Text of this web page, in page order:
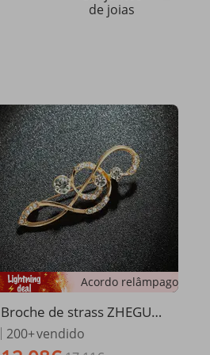
de joias
Acordo relâmpago
Broche de strass ZHEGUO
YAOLU da Girl's Beauty La
b
200+vendido